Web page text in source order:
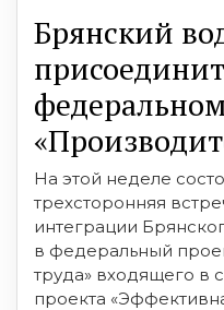
Брянский
На этой неделе
трехсторонняя
интеграции
в федеральный
труда» входящего в
проекта